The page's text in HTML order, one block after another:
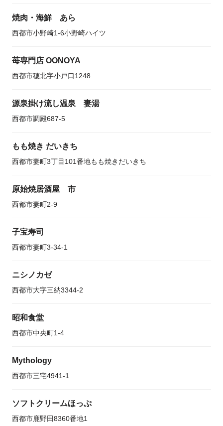
焼肉・海鮮 あら
西都市小野崎1-6小野崎ハイツ
苺専門店 OONOYA
西都市穂北字小戸口1248
源泉掛け流し温泉 妻湯
西都市調殿687-5
もも焼き だいきち
西都市妻町3丁目101番地もも焼きだいきち
原始焼居酒屋 市
西都市妻町2-9
子宝寿司
西都市妻町3-34-1
ニシノカゼ
西都市大字三納3344-2
昭和食堂
西都市中央町1-4
Mythology
西都市三宅4941-1
ソフトクリームほっぷ
西都市鹿野田8360番地1